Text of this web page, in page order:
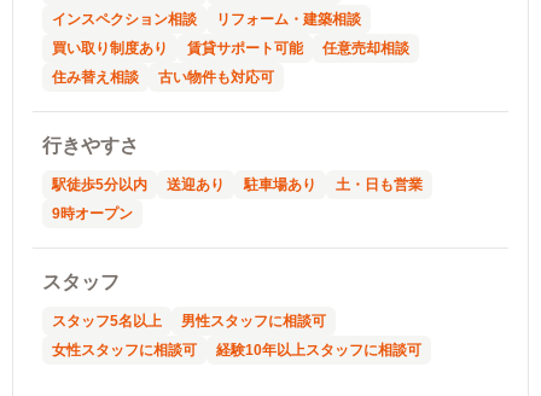
インスペクション相談
リフォーム・建築相談
買い取り制度あり
賃貸サポート可能
任意売却相談
住み替え相談
古い物件も対応可
行きやすさ
駅徒歩5分以内 送迎あり 駐車場あり
土・日も営業
9時オープン
スタッフ
スタッフ5名以上
男性スタッフに相談可
女性スタッフに相談可
経験10年以上スタッフに相談可